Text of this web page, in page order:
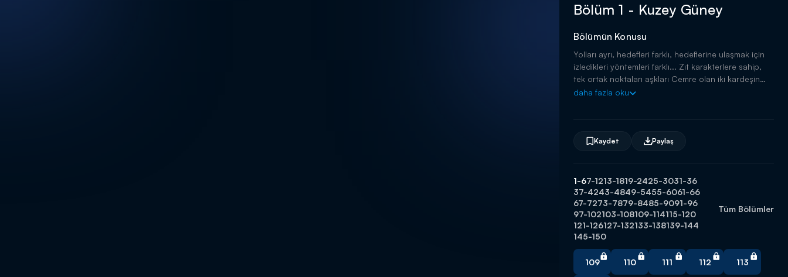
Bölüm 1 - Kuzey Güney
Bölümün Konusu
Yolları ayrı, hedefleri farklı, hedeflerine ulaşmak için
izledikleri yöntemleri farklı... Zıt karakterlere sahip,
tek ortak noktaları aşkları Cemre olan iki kardeşin
hayatta kalma mücadelesi!
daha fazla oku
Kaydet Paylaş
1-67-1213-1819-2425-3031-36
37-4243-4849-5455-6061-66
67-7273-7879-8485-9091-96
97-102103-108109-114115-120
121-126127-132133-138139-144
145-150
Tüm Bölümler
109 110 111 112 113